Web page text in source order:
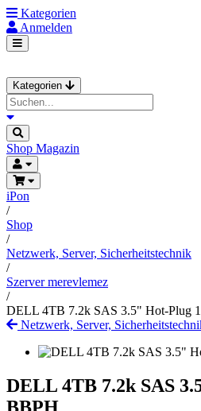
Kategorien
Anmelden
Kategorien
Shop Magazin
iPon
/
Shop
/
Netzwerk, Server, Sicherheitstechnik
/
Szerver merevlemez
/
DELL 4TB 7.2k SAS 3.5" Hot-Plug
Netzwerk, Server,
DELL 4TB 7.2k SAS